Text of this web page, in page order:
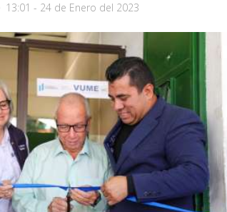
13:01 - 24 de Enero del 2023